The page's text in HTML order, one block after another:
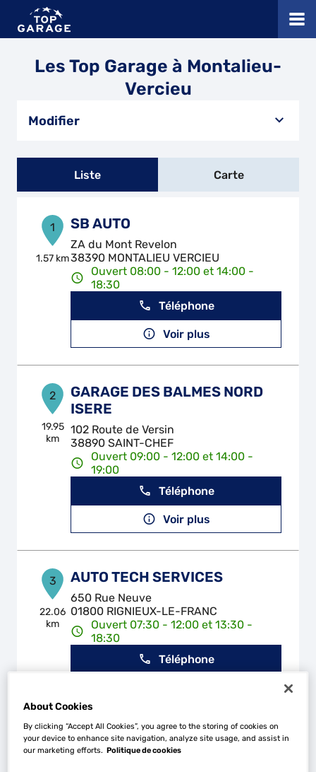
Les Top Garage à Montalieu-
Vercieu
Modifier
Liste Carte
1
1.57 km
SB AUTO
ZA du Mont Revelon
38390 MONTALIEU VERCIEU
Ouvert 08:00 - 12:00 et 14:00 -
18:30
Téléphone
Voir plus
2
19.95
km
GARAGE DES BALMES NORD
ISERE
102 Route de Versin
38890 SAINT-CHEF
Ouvert 09:00 - 12:00 et 14:00 -
19:00
Téléphone
Voir plus
3
22.06
km
AUTO TECH SERVICES
650 Rue Neuve
01800 RIGNIEUX-LE-FRANC
Ouvert 07:30 - 12:00 et 13:30 -
18:30
Téléphone
4 3D AUTOMOBILES
About Cookies
By clicking “Accept All Cookies”, you agree to the storing of cookies on
your device to enhance site navigation, analyze site usage, and assist in
our marketing efforts. Politique de cookies